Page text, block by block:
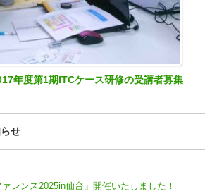
年度第1期ITCケース研修の受講者募集
せ
ァレンス2025in仙台」開催いたしました！